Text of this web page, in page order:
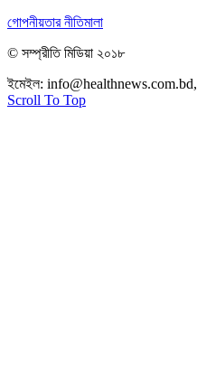
গোপনীয়তার নীতিমালা
© সম্প্রীতি মিডিয়া ২০১৮
ইমেইল: info@healthnews.com.bd,
Scroll To Top